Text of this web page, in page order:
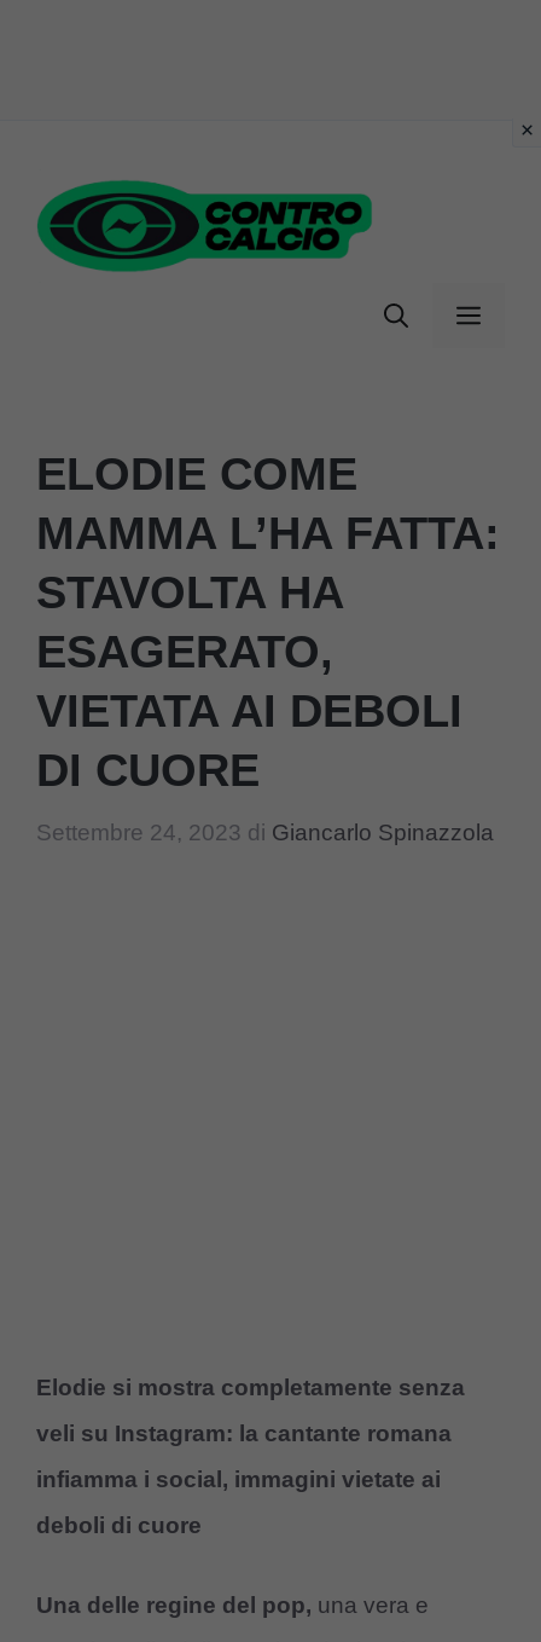
contenuto
Menu
ELODIE COME
MAMMA L’HA FATTA:
STAVOLTA HA
ESAGERATO,
VIETATA AI DEBOLI
DI CUORE
Settembre 24, 2023 di Giancarlo Spinazzola
Elodie si mostra completamente senza
veli su Instagram: la cantante romana
infiamma i social, immagini vietate ai
deboli di cuore
Una delle regine del pop, una vera e